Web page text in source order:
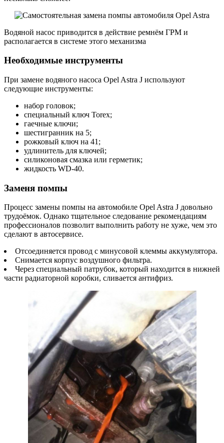
Водяной насос приводится в действие ремнём ГРМ и
располагается в системе этого механизма
Необходимые инструменты
При замене водяного насоса Opel Astra J используют
следующие инструменты:
набор головок;
специальный ключ Torex;
гаечные ключи;
шестигранник на 5;
рожковый ключ на 41;
удлинитель для ключей;
силиконовая смазка или герметик;
жидкость WD-40.
Заменя помпы
Процесс замены помпы на автомобиле Opel Astra J довольно
трудоёмок. Однако тщательное следование рекомендациям
профессионалов позволит выполнить работу не хуже, чем это
сделают в автосервисе.
Отсоединяется провод с минусовой клеммы аккумулятора.
Снимается корпус воздушного фильтра.
Через специальный патрубок, который находится в нижней
части радиаторной коробки, сливается антифриз.